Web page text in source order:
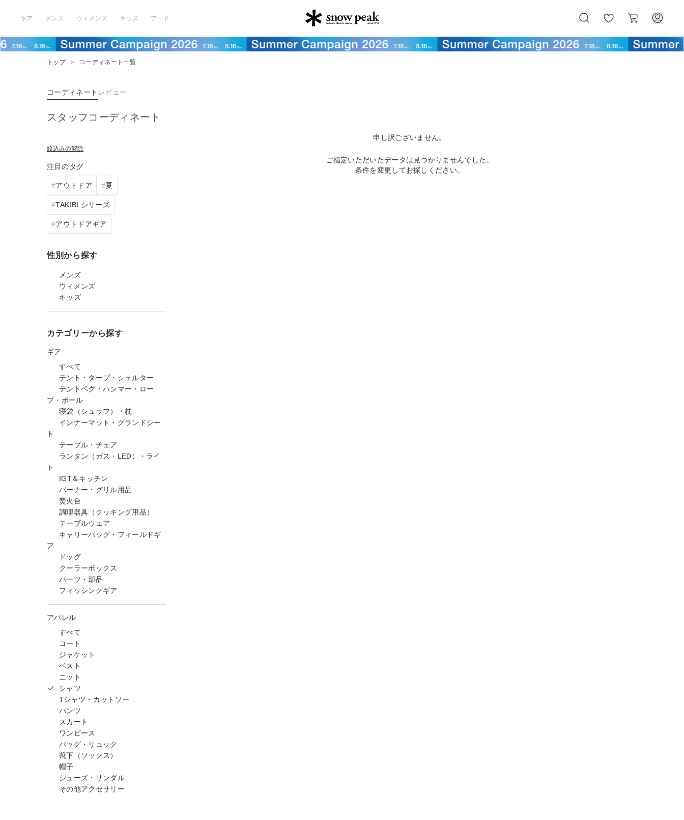
ギア メンズ ウィメンズ キッズ フード
気
に
ー
ト
トップ ＞ コーディネート一覧
コーディネート レビュー
スタッフコーディネート
絞込みの解除
注目のタグ
アウトドア 夏
TAKIBI シリーズ
アウトドアギア
性別から探す
メンズ
ウィメンズ
キッズ
カテゴリーから探す
ギア
すべて
テント・タープ・シェルター
テントペグ・ハンマー・ロー
プ・ポール
寝袋（シュラフ）・枕
インナーマット・グランドシー
ト
テーブル・チェア
ランタン（ガス・LED）・ライ
ト
IGT＆キッチン
バーナー・グリル用品
焚火台
調理器具（クッキング用品）
テーブルウェア
キャリーバッグ・フィールドギ
ア
ドッグ
クーラーボックス
パーツ・部品
フィッシングギア
アパレル
すべて
コート
ジャケット
ベスト
ニット
シャツ
Tシャツ・カットソー
パンツ
スカート
ワンピース
バッグ・リュック
靴下（ソックス）
帽子
シューズ・サンダル
その他アクセサリー
申し訳ございません。
ご指定いただいたデータは見つかりませんでした。
条件を変更してお探しください。